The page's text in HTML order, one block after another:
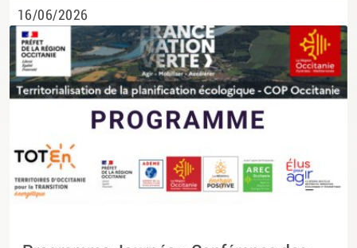
16/06/2026